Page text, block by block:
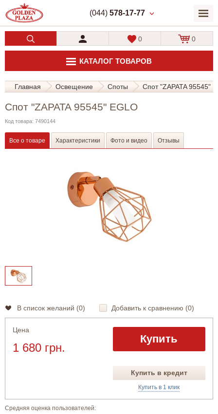
(044) 578-17-77
КАТАЛОГ ТОВАРОВ
0 0
Главная Освещение Споты Спот "ZAPATA 95545"
Спот "ZAPATA 95545" EGLO
Код товара: 7490144
Все о товаре Характеристики Фото и видео Отзывы
В список желаний (0) Добавить к сравнению (0)
Цена
1 680 грн.
Купить
Купить в кредит
Купить в 1 клик
Средняя оценка пользователей: